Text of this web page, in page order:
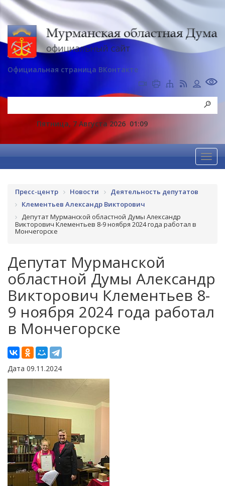
Официальная страница ВКонтакте
Пятница, 7 Августа 2026 01:09
Пресс-центр Новости
Деятельность депутатов
Клементьев Александр Викторович
Депутат Мурманской областной Думы Александр
Викторович Клементьев 8-9 ноября 2024 года работал в
Мончегорске
Депутат Мурманской
областной Думы Александр
Викторович Клементьев 8-
9 ноября 2024 года работал
в Мончегорске
Дата 09.11.2024